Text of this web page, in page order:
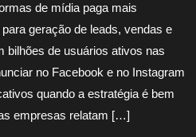
de mídia paga mais
geração de leads, vendas e
bilhões de usuários ativos nas
no Facebook e no Instagram
quando a estratégia é bem
empresas relatam […]